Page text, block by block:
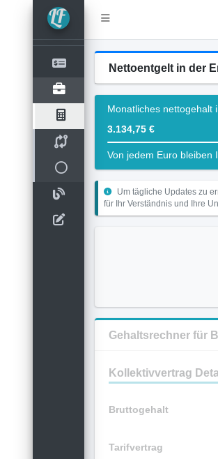
Nettoentgelt in der
Monatliches nettogehalt
3.134,75 €
Von jedem Euro bleiben
Um tägliche Updates zu
für Ihr Verständnis und Ihre
Gehaltsrechner für
Kollektivvertrag
Bruttogehalt
Tarifvertrag